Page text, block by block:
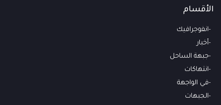
الأقسام
انفوجرافيك
أخبار
جبهة الساحل
انتهاكات
في الواجهة
الجبهات